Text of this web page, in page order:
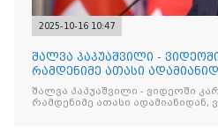
2025-10-16 10:47
შალვა პაპუაშვილი -
რამდენიმე ათასი
შეიკრიბა,
შალვა პაპუაშვილი - ვიდეოში
რამდენიმე ათასი ადამიანიდან,